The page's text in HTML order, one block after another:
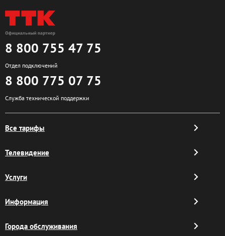
8 800 755 47 75
Отдел подключений
8 800 775 07 75
Служба технической поддержки
Все тарифы
Телевидение
Услуги
Информация
Города обслуживания